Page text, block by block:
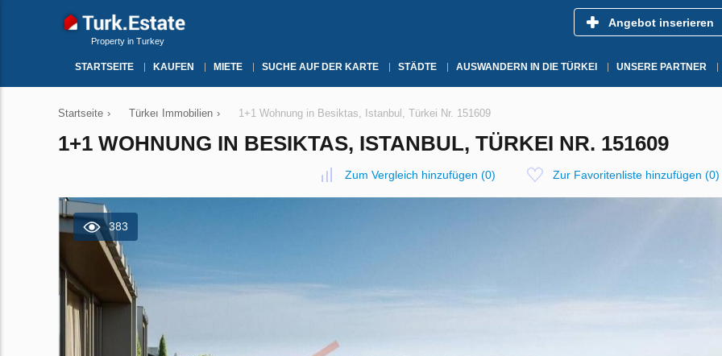
Property in Turkey
Angebot inserieren
STARTSEITE KAUFEN MIETE SUCHE AUF DER KARTE STÄDTE AUSWANDERN IN DIE TÜRKEI UNSERE PARTNER
Startseite › Türkeı Immobilien › 1+1 Wohnung in Besiktas, Istanbul, Türkei Nr. 151609
1+1 WOHNUNG IN BESIKTAS, ISTANBUL, TÜRKEI NR. 151609
Zum Vergleich hinzufügen (0) Zur Favoritenliste hinzufügen (0)
383